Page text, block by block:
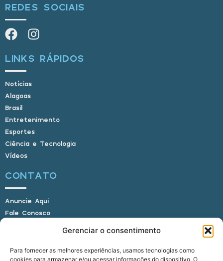
Gerenciar o consentimento
Para fornecer as melhores experiências, usamos tecnologias como
cookies para armazenar e/ou acessar informações do dispositivo. O
REDES SOCIAIS
LINKS RÁPIDOS
Notícias
Alagoas
Brasil
Entretenimento
Esportes
Ciência e Tecnologia
Vídeos
CONTATO
Anuncie Aqui
Fale Conosco